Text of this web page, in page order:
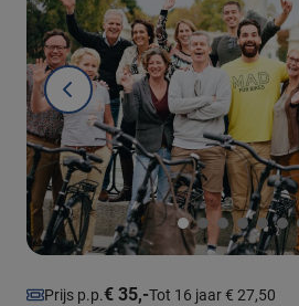
Prijs p.p.€ 35,-Tot 16 jaar € 27,50